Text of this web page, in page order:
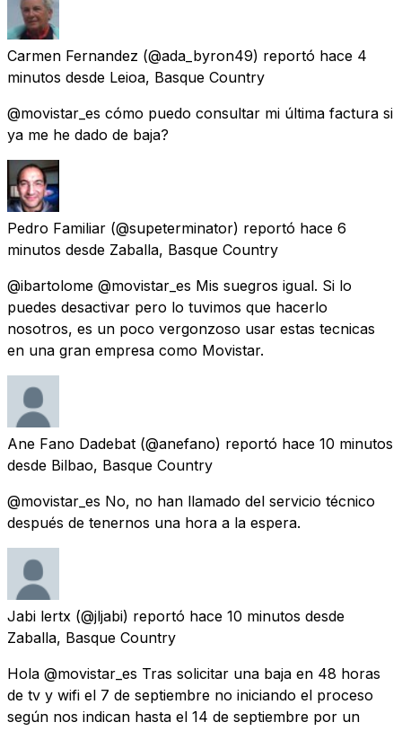
Carmen Fernandez (@ada_byron49) reportó hace 4
minutos desde Leioa, Basque Country
@movistar_es cómo puedo consultar mi última factura si
ya me he dado de baja?
Pedro Familiar (@supeterminator) reportó hace 6
minutos desde Zaballa, Basque Country
@ibartolome @movistar_es Mis suegros igual. Si lo
puedes desactivar pero lo tuvimos que hacerlo
nosotros, es un poco vergonzoso usar estas tecnicas
en una gran empresa como Movistar.
Ane Fano Dadebat (@anefano) reportó hace 10 minutos
desde Bilbao, Basque Country
@movistar_es No, no han llamado del servicio técnico
después de tenernos una hora a la espera.
Jabi lertx (@jljabi) reportó hace 10 minutos desde
Zaballa, Basque Country
Hola @movistar_es Tras solicitar una baja en 48 horas
de tv y wifi el 7 de septiembre no iniciando el proceso
según nos indican hasta el 14 de septiembre por un